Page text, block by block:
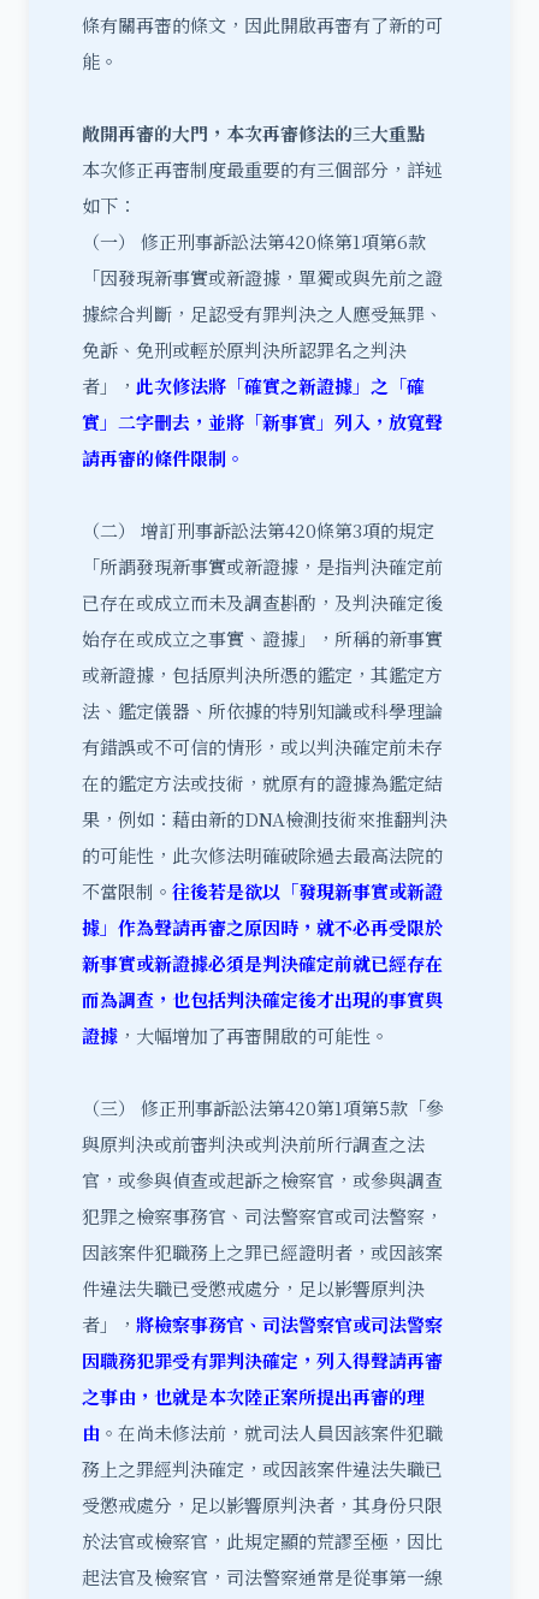
條有關再審的條文，因此開啟再審有了新的可
能。
敞開再審的大門，本次再審修法的三大重點
本次修正再審制度最重要的有三個部分，詳述
如下：
（一） 修正刑事訴訟法第420條第1項第6款
「因發現新事實或新證據，單獨或與先前之證
據綜合判斷，足認受有罪判決之人應受無罪、
免訴、免刑或輕於原判決所認罪名之判決
者」， 此次修法將「確實之新證據」之「確
實」二字刪去，並將「新事實」列入，放寬聲
請再審的條件限制。
（二） 增訂刑事訴訟法第420條第3項的規定
「所謂發現新事實或新證據，是指判決確定前
已存在或成立而未及調查斟酌，及判決確定後
始存在或成立之事實、證據」，所稱的新事實
或新證據，包括原判決所憑的鑑定，其鑑定方
法、鑑定儀器、所依據的特別知識或科學理論
有錯誤或不可信的情形，或以判決確定前未存
在的鑑定方法或技術，就原有的證據為鑑定結
果，例如：藉由新的DNA檢測技術來推翻判決
的可能性，此次修法明確破除過去最高法院的
不當限制。 往後若是欲以「發現新事實或新證
據」作為聲請再審之原因時，就不必再受限於
新事實或新證據必須是判決確定前就已經存在
而為調查，也包括判決確定後才出現的事實與
證據 ，大幅增加了再審開啟的可能性。
（三） 修正刑事訴訟法第420第1項第5款「參
與原判決或前審判決或判決前所行調查之法
官，或參與偵查或起訴之檢察官，或參與調查
犯罪之檢察事務官、司法警察官或司法警察，
因該案件犯職務上之罪已經證明者，或因該案
件違法失職已受懲戒處分，足以影響原判決
者」， 將檢察事務官、司法警察官或司法警察
因職務犯罪受有罪判決確定，列入得聲請再審
之事由，也就是本次陸正案所提出再審的理
由 。在尚未修法前，就司法人員因該案件犯職
務上之罪經判決確定，或因該案件違法失職已
受懲戒處分，足以影響原判決者，其身份只限
於法官或檢察官，此規定顯的荒謬至極，因比
起法官及檢察官，司法警察通常是從事第一線